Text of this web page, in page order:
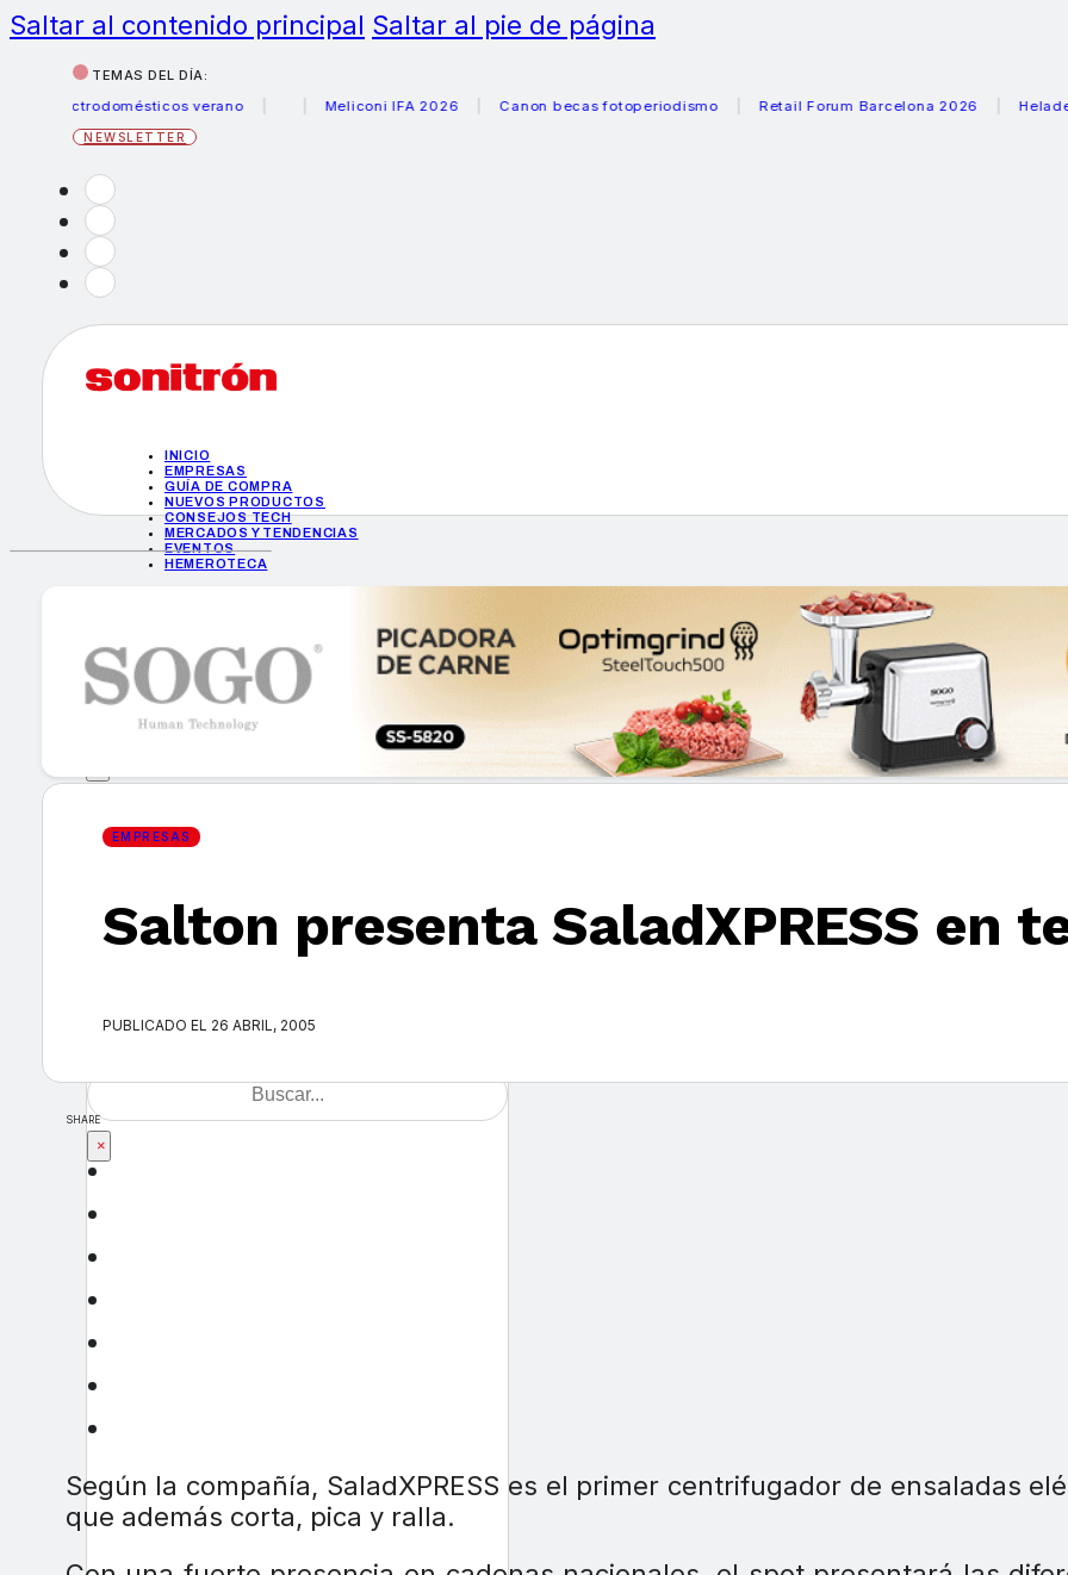
Saltar al contenido principal Saltar al pie de página
TEMAS DEL DÍA:
verano
Meliconi IFA 2026 Canon becas fotoperiodismo Retail Forum Barcelona 2026 Heladeras
NEWSLETTER
INICIO
EMPRESAS
GUÍA DE COMPRA
NUEVOS PRODUCTOS
CONSEJOS TECH
MERCADOS Y TENDENCIAS
EVENTOS
HEMEROTECA
GUÍA DE COMPRA
NUEVOS PRODUCTOS
CONSEJOS TECH
MERCADOS Y TENDENCIAS
HEMEROTECA
Encuentra tu noticia
×
EMPRESAS
Salton presenta SaladXPRESS en
PUBLICADO EL 26 ABRIL, 2005
SHARE
Según la compañía, SaladXPRESS es el primer centrifugador de ensaladas
que además corta, pica y ralla.